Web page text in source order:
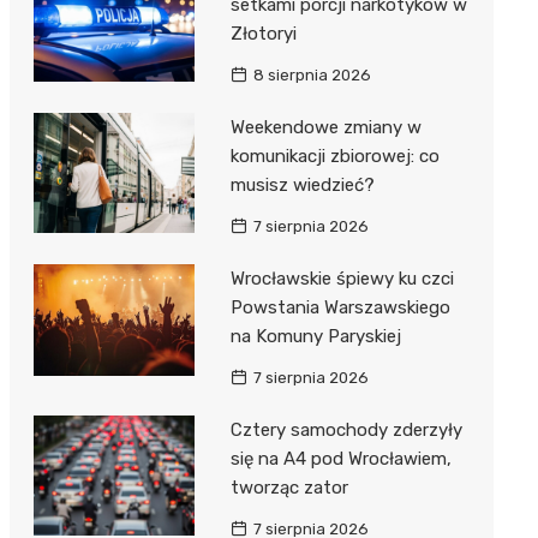
setkami porcji narkotyków w
Złotoryi
8 sierpnia 2026
Weekendowe zmiany w
komunikacji zbiorowej: co
musisz wiedzieć?
7 sierpnia 2026
Wrocławskie śpiewy ku czci
Powstania Warszawskiego
na Komuny Paryskiej
7 sierpnia 2026
Cztery samochody zderzyły
się na A4 pod Wrocławiem,
tworząc zator
7 sierpnia 2026